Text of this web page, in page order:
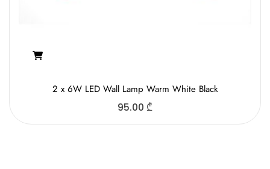
2 x 6W LED Wall Lamp Warm White Black
95.00 ₾